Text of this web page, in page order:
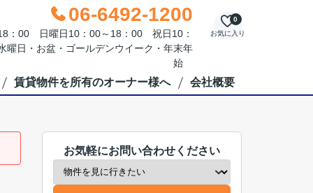
06-6492-1200
：00 日曜日10：00～18：00 祝日10：
日・お盆・ゴールデンウイーク・年末年
始
お気に入り
0
賃貸物件を所有のオーナー様へ 会社概要
お気軽にお問い合わせください